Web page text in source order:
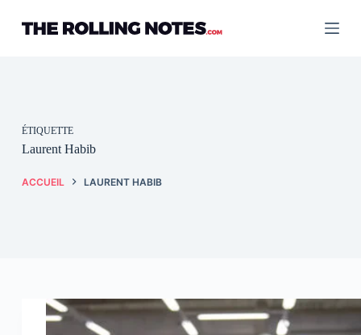
contenu
ÉTIQUETTE
Laurent Habib
ACCUEIL LAURENT HABIB